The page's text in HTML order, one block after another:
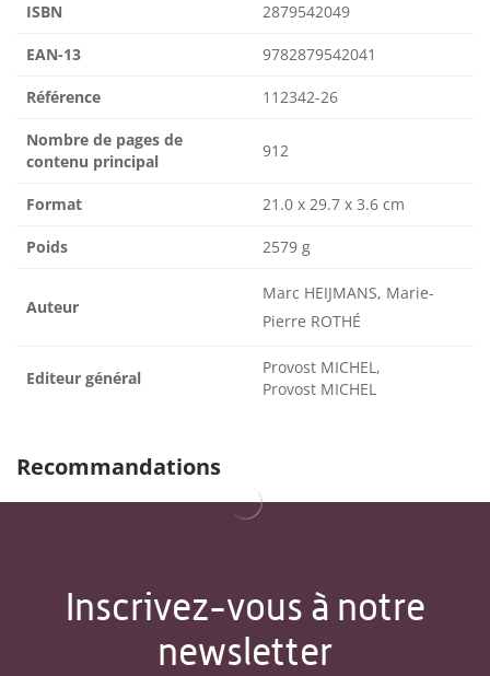
ISBN 2879542049
EAN-13 9782879542041
Référence 112342-26
Nombre de pages de
contenu principal
912
Format 21.0 x 29.7 x 3.6 cm
Poids 2579 g
Auteur
Marc HEIJMANS, Marie-
Pierre ROTHÉ
Editeur général
Provost MICHEL,
Provost MICHEL
Recommandations
Inscrivez-vous à notre
newsletter